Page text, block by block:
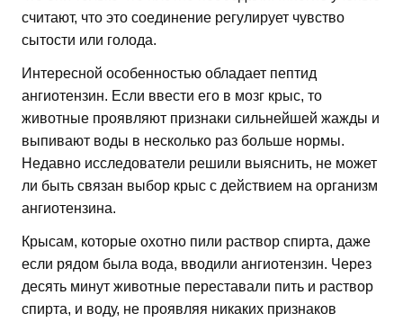
считают, что это соединение регулирует чувство
сытости или голода.
Интересной особенностью обладает пептид
ангиотензин. Если ввести его в мозг крыс, то
животные проявляют признаки сильнейшей жажды и
выпивают воды в несколько раз больше нормы.
Недавно исследователи решили выяснить, не может
ли быть связан выбор крыс с действием на организм
ангиотензина.
Крысам, которые охотно пили раствор спирта, даже
если рядом была вода, вводили ангиотензин. Через
десять минут животные переставали пить и раствор
спирта, и воду, не проявляя никаких признаков